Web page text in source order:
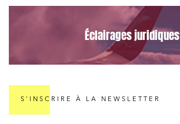
Éclairages juridiques
S'INSCRIRE À LA NEWSLETTER